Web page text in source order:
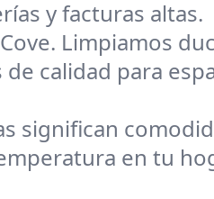
y facturas altas.
Limpiamos
calidad para
significan
en tu